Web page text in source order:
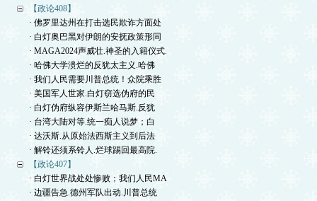
【政论408】
· 佛罗里达州在打击选民欺诈方面处
· 白灯奥巴黑对伊朗的安抚政策形同
· MAGA2024声威壮.神圣的入籍仪式.
· 哈佛大学溃烂的反犹太主义.哈佛
· 我们人民需要川普总统！众院乘胜
· 美国军人世家.白灯窃选伪府的民
· 白灯伪府纵容伊斯兰哈马斯.反犹
· 台湾大陆对等.统一痴人说梦；白
· 达沃斯.从原始法西斯主义到后法
· 解铃还须系铃人.烂球踢回最高院.
【政论407】
· 白灯世界战处处惨败；我们人民MA
· 边疆告急.德州军队出动.川普总统